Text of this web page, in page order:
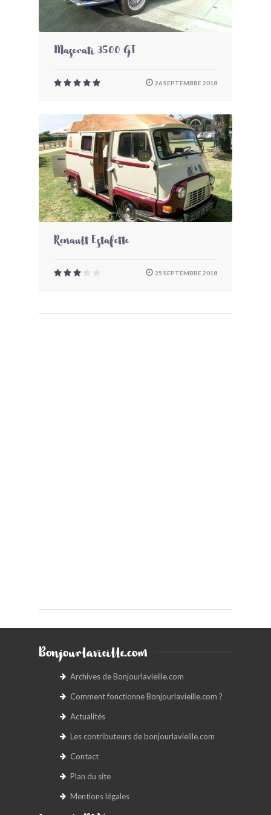
Maserati 3500 GT
26 SEPTEMBRE 2018
Renault Estafette
25 SEPTEMBRE 2018
Bonjourlavieille.com
Archives de Bonjourlavieille.com
Comment fonctionne Bonjourlavieille.com ?
Actualités
Les contributeurs de bonjourlavieille.com
Contact
Plan du site
Mentions légales